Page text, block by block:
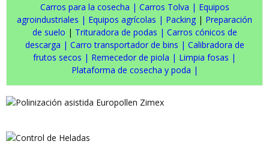
Carros para la cosecha | Carros Tolva | Equipos
agroindustriales | Equipos agrícolas | Packing | Preparación
de suelo | Trituradora de podas | Carros cónicos de
descarga | Carro transportador de bins | Calibradora de
frutos secos | Remecedor de piola | Limpia fosas |
Plataforma de cosecha y poda |